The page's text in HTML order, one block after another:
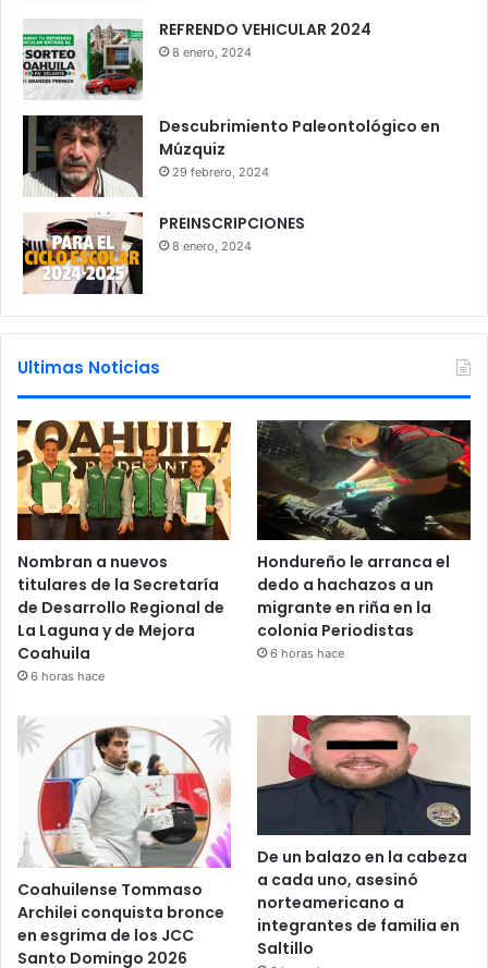
REFRENDO VEHICULAR 2024
8 enero, 2024
Descubrimiento Paleontológico en
Múzquiz
29 febrero, 2024
PREINSCRIPCIONES
8 enero, 2024
Ultimas Noticias
Nombran a nuevos
titulares de la Secretaría
de Desarrollo Regional de
La Laguna y de Mejora
Coahuila
6 horas hace
Hondureño le arranca el
dedo a hachazos a un
migrante en riña en la
colonia Periodistas
6 horas hace
Coahuilense Tommaso
Archilei conquista bronce
en esgrima de los JCC
Santo Domingo 2026
De un balazo en la cabeza
a cada uno, asesinó
norteamericano a
integrantes de familia en
Saltillo